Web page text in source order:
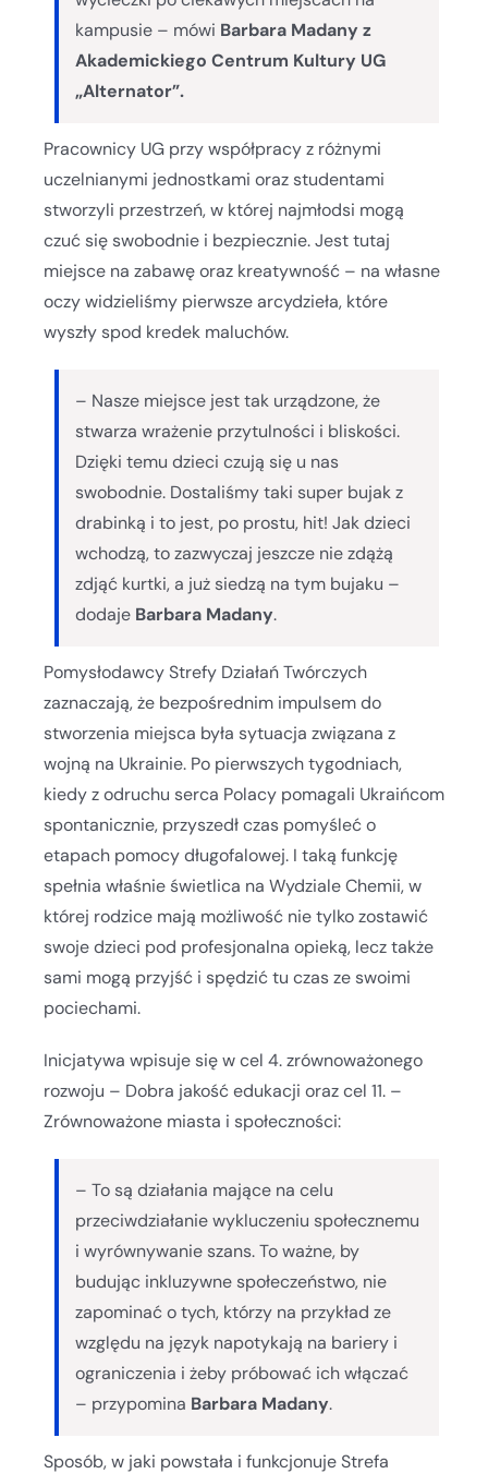
kampusie – mówi Barbara Madany z
Akademickiego Centrum Kultury UG
„Alternator”.
Pracownicy UG przy współpracy z różnymi
uczelnianymi jednostkami oraz studentami
stworzyli przestrzeń, w której najmłodsi mogą
czuć się swobodnie i bezpiecznie. Jest tutaj
miejsce na zabawę oraz kreatywność – na własne
oczy widzieliśmy pierwsze arcydzieła, które
wyszły spod kredek maluchów.
– Nasze miejsce jest tak urządzone, że
stwarza wrażenie przytulności i bliskości.
Dzięki temu dzieci czują się u nas
swobodnie. Dostaliśmy taki super bujak z
drabinką i to jest, po prostu, hit! Jak dzieci
wchodzą, to zazwyczaj jeszcze nie zdążą
zdjąć kurtki, a już siedzą na tym bujaku –
dodaje Barbara Madany.
Pomysłodawcy Strefy Działań Twórczych
zaznaczają, że bezpośrednim impulsem do
stworzenia miejsca była sytuacja związana z
wojną na Ukrainie. Po pierwszych tygodniach,
kiedy z odruchu serca Polacy pomagali Ukraińcom
spontanicznie, przyszedł czas pomyśleć o
etapach pomocy długofalowej. I taką funkcję
spełnia właśnie świetlica na Wydziale Chemii, w
której rodzice mają możliwość nie tylko zostawić
swoje dzieci pod profesjonalna opieką, lecz także
sami mogą przyjść i spędzić tu czas ze swoimi
pociechami.
Inicjatywa wpisuje się w cel 4. zrównoważonego
rozwoju – Dobra jakość edukacji oraz cel 11. –
Zrównoważone miasta i społeczności:
– To są działania mające na celu
przeciwdziałanie wykluczeniu społecznemu
i wyrównywanie szans. To ważne, by
budując inkluzywne społeczeństwo, nie
zapominać o tych, którzy na przykład ze
względu na język napotykają na bariery i
ograniczenia i żeby próbować ich włączać
– przypomina Barbara Madany.
Sposób, w jaki powstała i funkcjonuje Strefa